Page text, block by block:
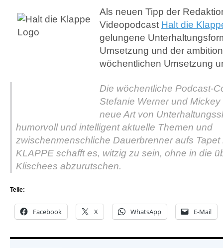
Als neuen Tipp der
Videopodcast Halt die
gelungene
Umsetzung und der
wöchentlichen Umsetzung
Die wöchentliche Podcast-
Stefanie Werner und
neue Art von
humorvoll und intelligent aktuelle Themen und
zwischenmenschliche Dauerbrenner aufs
KLAPPE schafft es, witzig zu sein, ohne in die
Klischees abzurutschen.
Teile:
Facebook X WhatsApp E-Mail